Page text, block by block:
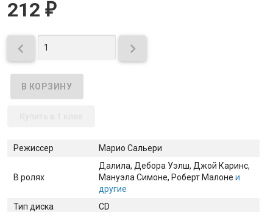
212 ₽
 
Режиссер Марио Сальери
В ролях
Далила, Дебора Уэлш, Джой Каринс,
Мануэла Симоне, Роберт Малоне и
другие
Тип диска
CD